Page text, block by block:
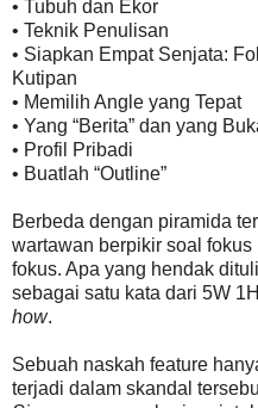
• Tubuh dan Ekor
• Teknik Penulisan
• Siapkan Empat Senjata:
Kutipan
• Memilih Angle yang Tepat
• Yang “Berita” dan yang
• Profil Pribadi
• Buatlah “Outline”
Berbeda dengan piramida
wartawan berpikir soal
fokus. Apa yang hendak
sebagai satu kata dari 5W
how.
Sebuah naskah feature
terjadi dalam skandal